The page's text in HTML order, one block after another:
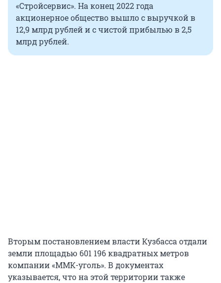
«Стройсервис». На конец 2022 года
акционерное общество вышло с выручкой в
12,9 млрд рублей и с чистой прибылью в 2,5
млрд рублей.
Вторым постановлением власти Кузбасса отдали
земли площадью 601 196 квадратных метров
компании «ММК-уголь». В документах
указывается, что на этой территории также